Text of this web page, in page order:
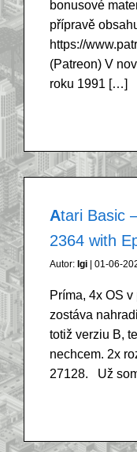
bonusové
přípravě
https://
(Patreon) V
roku 1991 […]
Atari Basic – replacement of PROM
2364 with
Autor: Igi| 01-06-
Príma, 4x OS
zostáva
totiž verziu B,
nechcem. 2x
27128. Už